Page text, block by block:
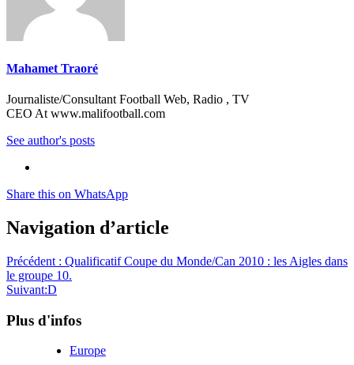
Mahamet Traoré
Journaliste/Consultant Football Web, Radio , TV
CEO At www.malifootball.com
See author's posts
Share this on WhatsApp
Navigation d’article
Précédent : Qualificatif Coupe du Monde/Can 2010 : les Aigles dans
le groupe 10.
Suivant:D
Plus d'infos
Europe